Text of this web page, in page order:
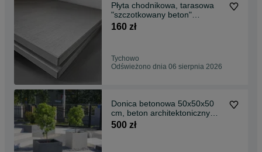
Płyta chodnikowa, tarasowa
"szczotkowany beton"
PRODUCENT!
160 zł
Tychowo
Odświeżono dnia 06 sierpnia 2026
Donica betonowa 50x50x50
cm, beton architektoniczny
PRODUCENT!
500 zł